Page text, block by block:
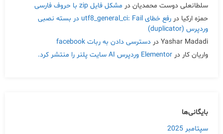
سلطانعلی دوست محمدیان در مشکل فایل zip با حروف فارسی
حمزه ارکیا در
رفع خطای utf8_general_ci: Fail در بسته نصبی
وردپرس (duplicator)
Yashar Madadi در دسترسی دادن به ربات facebook
واریان کار در Elementor وردپرس AI سایت پلنر را منتشر کرد.
بایگانی‌ها
سپتامبر 2025